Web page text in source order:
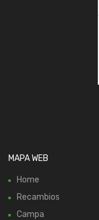
MAPA WEB
Home
Recambios
Campa